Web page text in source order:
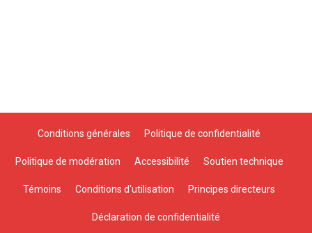
Conditions générales Politique de confidentialité
Politique de modération Accessibilité Soutien technique
Témoins Conditions d'utilisation Principes directeurs
Déclaration de confidentialité